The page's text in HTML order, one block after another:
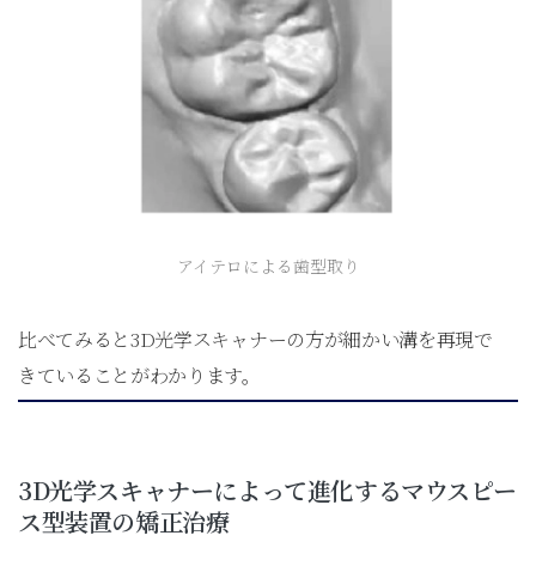
アイテロによる歯型取り
比べてみると3D光学スキャナーの方が細かい溝を再現で
きていることがわかります。
3D光学スキャナーによって進化するマウスピー
ス型装置の矯正治療